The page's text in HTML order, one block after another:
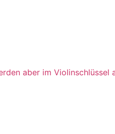
aber im Violinschlüssel